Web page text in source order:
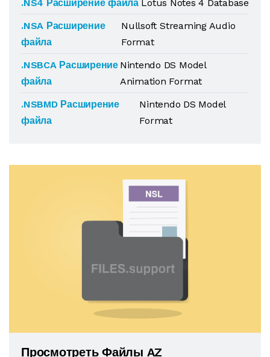
.NS4 Расширение файла Lotus Notes 4 Database
.NSA Расширение
файла
Nullsoft Streaming Audio
Format
.NSBCA Расширение
файла
Nintendo DS Model
Animation Format
.NSBMD Расширение
файла
Nintendo DS Model
Format
Просмотреть Файлы AZ